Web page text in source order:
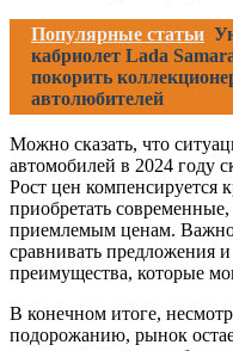
Популярные статьи
кабриолет Lada
покорить
автолюбителей
Можно сказать, что
автомобилей в 2024 году
Рост цен компенсируется
приобретать
приемлемым ценам.
сравнивать предложения
преимущества, которые
В конечном итоге,
подорожанию, рынок